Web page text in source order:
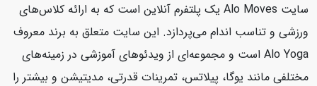
سایت Alo Moves یک پلتفرم آنلاین است که به ارائه کلاس‌های
ورزشی و تناسب اندام می‌پردازد. این سایت متعلق به برند معروف
Alo Yoga است و مجموعه‌ای از ویدئوهای آموزشی در زمینه‌های
مختلفی مانند یوگا، پیلاتس، تمرینات قدرتی، مدیتیشن و بیشتر را